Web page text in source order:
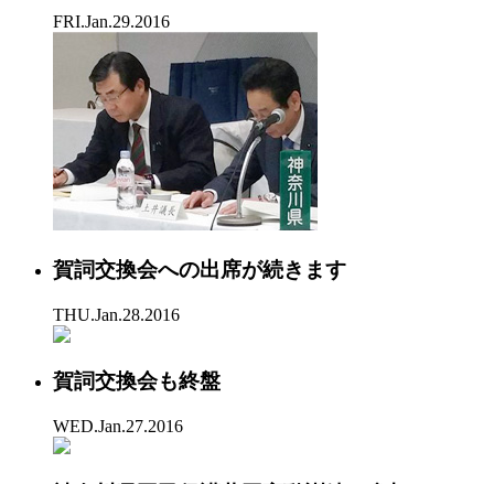
FRI.Jan.29.2016
賀詞交換会への出席が続きます
THU.Jan.28.2016
賀詞交換会も終盤
WED.Jan.27.2016